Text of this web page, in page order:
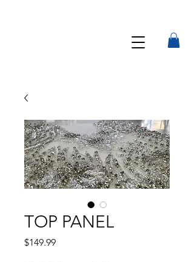
TOP PANEL
$149.99Precio